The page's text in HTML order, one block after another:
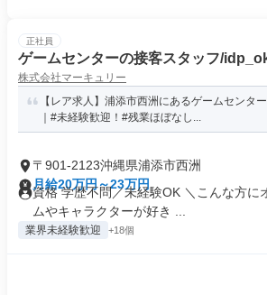
正社員
ゲームセンターの接客スタッフ/
株式会社マーキュリー
【レア求人】浦添市西洲にあるゲームセンタ
｜#未経験歓迎！#残業ほぼなし...
〒901-2123沖縄県浦添市西洲
月給20万円～23万円
資格 学歴不問／未経験OK ＼こんな方に
ムやキャラクターが好き ...
業界未経験歓迎 +18個